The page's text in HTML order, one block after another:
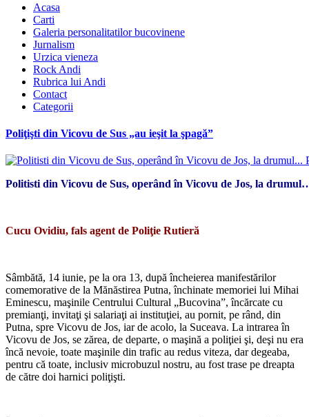
Acasa
Carti
Galeria personalitatilor bucovinene
Jurnalism
Urzica vieneza
Rock Andi
Rubrica lui Andi
Contact
Categorii
Poliţişti din Vicovu de Sus „au ieşit la şpagă”
Politisti din Vicovu de Sus, operând în Vicovu de Jos, la
Cucu Ovidiu, fals agent de Poliţie Rutieră
Sâmbătă, 14 iunie, pe la ora 13, după încheierea manifestărilor
comemorative de la Mănăstirea Putna, închinate memoriei lui Mihai
Eminescu, maşinile Centrului Cultural „Bucovina”, încărcate cu
premianţi, invitaţi şi salariaţi ai instituţiei, au pornit, pe rând, din
Putna, spre Vicovu de Jos, iar de acolo, la Suceava. La intrarea în
Vicovu de Jos, se zărea, de departe, o maşină a poliţiei şi, deşi nu era
încă nevoie, toate maşinile din trafic au redus viteza, dar degeaba,
pentru că toate, inclusiv microbuzul nostru, au fost trase pe dreapta
de către doi harnici poliţişti.